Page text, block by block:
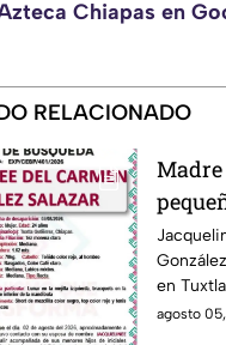
Chiapas en
RELACIONADO
en
ficha
en
lo
agosto